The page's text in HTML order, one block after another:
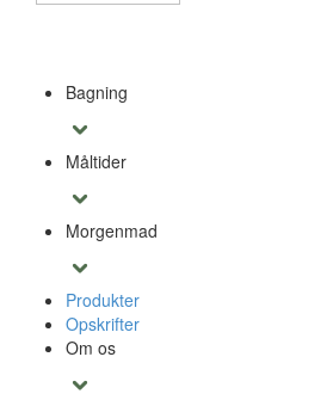
Bagning
Måltider
Morgenmad
Produkter
Opskrifter
Om os